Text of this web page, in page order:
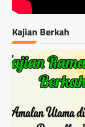
Kajian Berkah